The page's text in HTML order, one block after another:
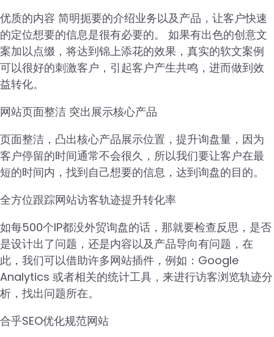
优质的内容 简明扼要的介绍业务以及产品，让客户快速
的定位想要的信息是很有必要的。 如果有出色的创意文
案加以点缀，将达到锦上添花的效果，真实的软文案例
可以很好的刺激客户，引起客户产生共鸣，进而做到效
益转化。
网站页面整洁 突出展示核心产品
页面整洁，凸出核心产品展示位置，提升询盘量，因为
客户停留的时间通常不会很久，所以我们要让客户在最
短的时间内，找到自己想要的信息，达到询盘的目的。
全方位跟踪网站访客轨迹提升转化率
如每500个IP都没外贸询盘的话，那就要检查反思，是否
是设计出了问题，还是内容以及产品导向有问题，在
此，我们可以借助许多网站插件，例如：Google
Analytics 或者相关的统计工具，来进行访客浏览轨迹分
析，找出问题所在。
合乎SEO优化规范网站